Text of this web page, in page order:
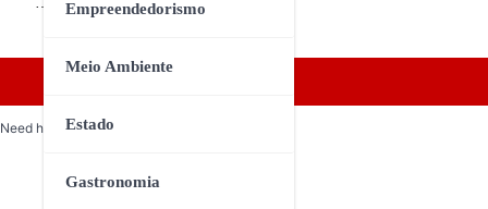
Empreendedorismo
Meio Ambiente
Estado
Gastronomia
Need help? Our team is just a message away